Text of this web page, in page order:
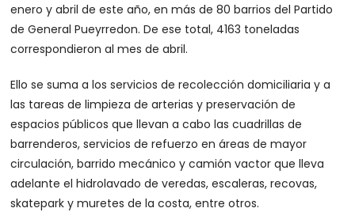
enero y abril de este año, en más de 80 barrios del Partido
de General Pueyrredon. De ese total, 4163 toneladas
correspondieron al mes de abril.
Ello se suma a los servicios de recolección domiciliaria y a
las tareas de limpieza de arterias y preservación de
espacios públicos que llevan a cabo las cuadrillas de
barrenderos, servicios de refuerzo en áreas de mayor
circulación, barrido mecánico y camión vactor que lleva
adelante el hidrolavado de veredas, escaleras, recovas,
skatepark y muretes de la costa, entre otros.